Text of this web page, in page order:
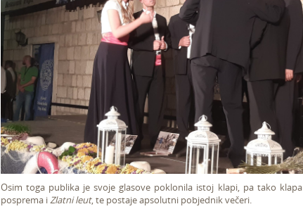
Osim toga publika je svoje glasove poklonila istoj klapi, pa tako klapa
posprema iZlatni leut, te postaje apsolutni pobjednik večeri.